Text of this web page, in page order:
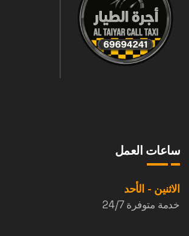
ساعات العمل
الاثنين - الأحد
خدمة متوفرة 24/7